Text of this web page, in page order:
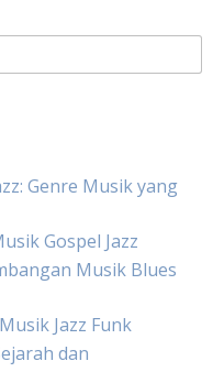
Genre Musik yang
Gospel Jazz
Musik Blues
Jazz Funk
dan